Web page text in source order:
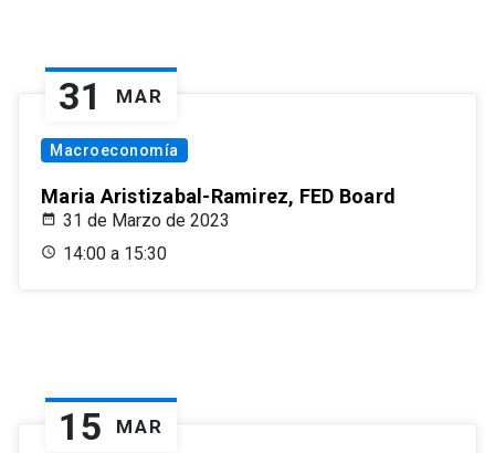
31 MAR
Macroeconomía
Maria Aristizabal-Ramirez, FED Board
31 de Marzo de 2023
14:00 a 15:30
15 MAR